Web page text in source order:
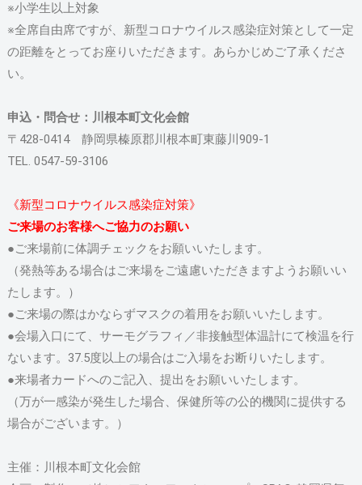
※小学生以上対象
※全席自由席ですが、新型コロナウイルス感染症対策として一定
の距離をとってお座りいただきます。あらかじめご了承くださ
い。
申込・問合せ：川根本町文化会館
〒428-0414 静岡県榛原郡川根本町東藤川909-1
TEL. 0547-59-3106
《新型コロナウイルス感染症対策》
ご来場のお客様へご協力のお願い
●ご来場前に体調チェックをお願いいたします。
（発熱等ある場合はご来場をご遠慮いただきますようお願いい
たします。）
●ご来場の際はかならずマスクの着用をお願いいたします。
●会場入口にて、サーモグラフィ／非接触型体温計にて検温を行
ないます。37.5度以上の場合はご入場をお断りいたします。
●来場者カードへのご記入、提出をお願いいたします。
（万が一感染が発生した場合、保健所等の公的機関に提供する
場合がございます。）
主催：川根本町文化会館